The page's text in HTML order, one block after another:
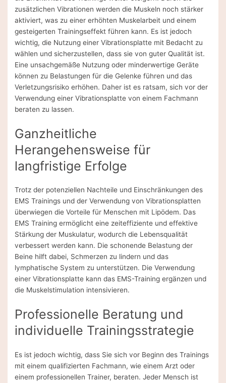
zusätzlichen Vibrationen werden die Muskeln noch stärker
aktiviert, was zu einer erhöhten Muskelarbeit und einem
gesteigerten Trainingseffekt führen kann. Es ist jedoch
wichtig, die Nutzung einer Vibrationsplatte mit Bedacht zu
wählen und sicherzustellen, dass sie von guter Qualität ist.
Eine unsachgemäße Nutzung oder minderwertige Geräte
können zu Belastungen für die Gelenke führen und das
Verletzungsrisiko erhöhen. Daher ist es ratsam, sich vor der
Verwendung einer Vibrationsplatte von einem Fachmann
beraten zu lassen.
Ganzheitliche
Herangehensweise für
langfristige Erfolge
Trotz der potenziellen Nachteile und Einschränkungen des
EMS Trainings und der Verwendung von Vibrationsplatten
überwiegen die Vorteile für Menschen mit Lipödem. Das
EMS Training ermöglicht eine zeiteffiziente und effektive
Stärkung der Muskulatur, wodurch die Lebensqualität
verbessert werden kann. Die schonende Belastung der
Beine hilft dabei, Schmerzen zu lindern und das
lymphatische System zu unterstützen. Die Verwendung
einer Vibrationsplatte kann das EMS-Training ergänzen und
die Muskelstimulation intensivieren.
Professionelle Beratung und
individuelle Trainingsstrategie
Es ist jedoch wichtig, dass Sie sich vor Beginn des Trainings
mit einem qualifizierten Fachmann, wie einem Arzt oder
einem professionellen Trainer, beraten. Jeder Mensch ist